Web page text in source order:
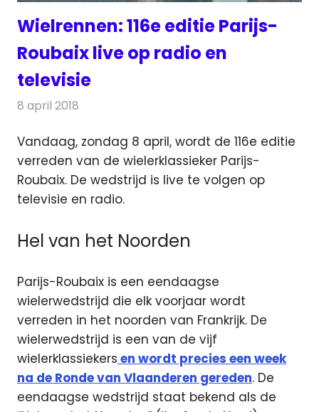
Wielrennen: 116e editie Parijs-
Roubaix live op radio en
televisie
8 april 2018
Vandaag, zondag 8 april, wordt de 116e editie
verreden van de wielerklassieker Parijs-
Roubaix. De wedstrijd is live te volgen op
televisie en radio.
Hel van het Noorden
Parijs-Roubaix is een eendaagse
wielerwedstrijd die elk voorjaar wordt
verreden in het noorden van Frankrijk. De
wielerwedstrijd is een van de vijf
wielerklassiekers en wordt precies een week
na de Ronde van Vlaanderen gereden. De
eendaagse wedstrijd staat bekend als de